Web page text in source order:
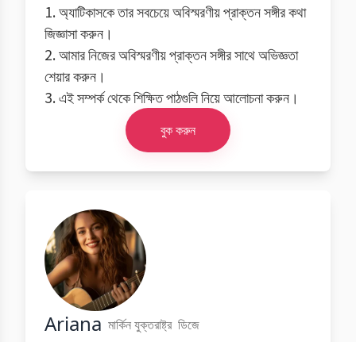
1. অ্যাটিকাসকে তার সবচেয়ে অবিস্মরণীয় প্রাক্তন সঙ্গীর কথা
জিজ্ঞাসা করুন।
2. আমার নিজের অবিস্মরণীয় প্রাক্তন সঙ্গীর সাথে অভিজ্ঞতা
শেয়ার করুন।
3. এই সম্পর্ক থেকে শিক্ষিত পাঠগুলি নিয়ে আলোচনা করুন।
বুক করুন
Ariana মার্কিন যুক্তরাষ্ট্র ডিজে